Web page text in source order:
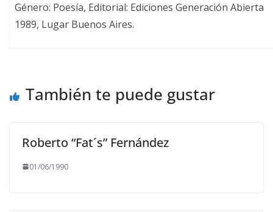
Género: Poesía, Editorial: Ediciones Generación Abierta
1989, Lugar Buenos Aires.
También te puede gustar
Roberto “Fat´s” Fernández
01/06/1990